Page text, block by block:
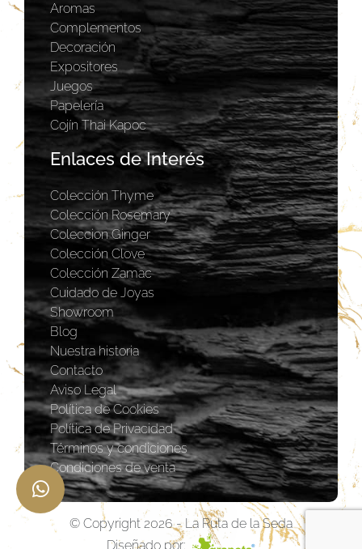
Aromas
Complementos
Decoración
Expositores
Juegos
Papelería
Cojín Thai Kapoc
Enlaces de Interés
Colección Thyme
Colección Rosemary
Coleccion Ginger
Colección Clove
Colección Zamac
Cuidado de Joyas
Showroom
Blog
Nuestra historia
Contacto
Aviso Legal
Política de Cookies
Política de Privacidad
Términos y condiciones
Condiciones de venta
© Copyright 2026 - La Ruta de la Seda
Diseñado por: